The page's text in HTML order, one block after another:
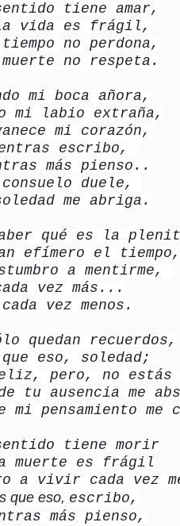
tiene amar,
vida es frágil,
no perdona,
no respeta.
mi boca añora,
mi labio extraña,
mi corazón,
escribo,
más pienso..
duele,
me abriga.
qué es la
efímero el
a mentirme,
vez más...
vez menos.
quedan recuerdos,
que eso, soledad;
pero, no estás
tu ausencia me
pensamiento me
tiene morir
muerte es frágil
a vivir cada vez
que eso, escribo,
más pienso,